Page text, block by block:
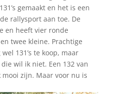
gemaakt en het is een
rallysport aan toe. De
en heeft vier ronde
twee kleine. Prachtige
131’s te koop, maar
wil ik niet. Een 132 van
zijn. Maar voor nu is